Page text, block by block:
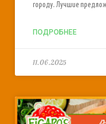
городу. Лучшие
ПОДРОБНЕЕ
11.06.2025